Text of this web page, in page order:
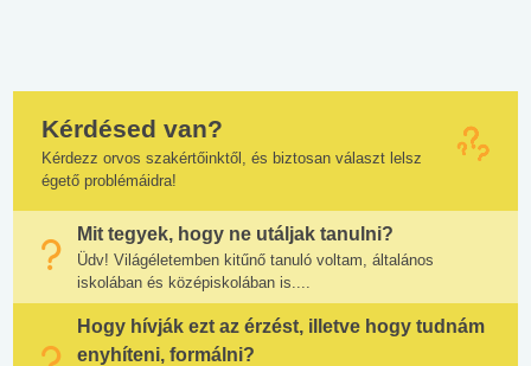
Kérdésed van?
Kérdezz orvos szakértőinktől, és biztosan választ lelsz
égető problémáidra!
Mit tegyek, hogy ne utáljak tanulni?
Üdv! Világéletemben kitűnő tanuló voltam, általános
iskolában és középiskolában is....
Hogy hívják ezt az érzést, illetve hogy tudnám
enyhíteni, formálni?